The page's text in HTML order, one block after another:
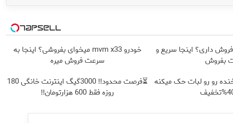
داری؟ اینجا سریع و
بفروش
خودرو mvm x33 میخوای بفروشی؟ اینجا به
سرعت فروش میره
رو رو لبات حک میکنه
⏳فرصت محدود!! 3000گیگ اینترنت خانگی 180
روزه فقط 600 هزارتومان!!